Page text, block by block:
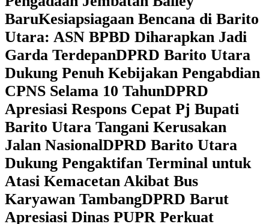
BaruKesiapsiagaan Bencana di Barito
Utara: ASN BPBD Diharapkan Jadi
Garda TerdepanDPRD Barito Utara
Dukung Penuh Kebijakan Pengabdian
CPNS Selama 10 TahunDPRD
Apresiasi Respons Cepat Pj Bupati
Barito Utara Tangani Kerusakan
Jalan NasionalDPRD Barito Utara
Dukung Pengaktifan Terminal untuk
Atasi Kemacetan Akibat Bus
Karyawan TambangDPRD Barut
Apresiasi Dinas PUPR Perkuat